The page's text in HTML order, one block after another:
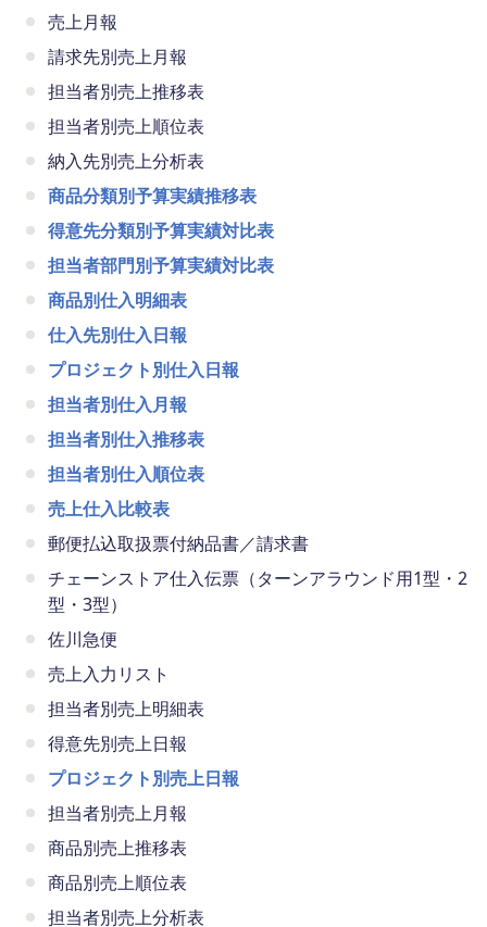
売上月報
請求先別売上月報
担当者別売上推移表
担当者別売上順位表
納入先別売上分析表
商品分類別予算実績推移表
得意先分類別予算実績対比表
担当者部門別予算実績対比表
商品別仕入明細表
仕入先別仕入日報
プロジェクト別仕入日報
担当者別仕入月報
担当者別仕入推移表
担当者別仕入順位表
売上仕入比較表
郵便払込取扱票付納品書／請求書
チェーンストア仕入伝票（ターンアラウンド用1型・2
型・3型）
佐川急便
売上入力リスト
担当者別売上明細表
得意先別売上日報
プロジェクト別売上日報
担当者別売上月報
商品別売上推移表
商品別売上順位表
担当者別売上分析表